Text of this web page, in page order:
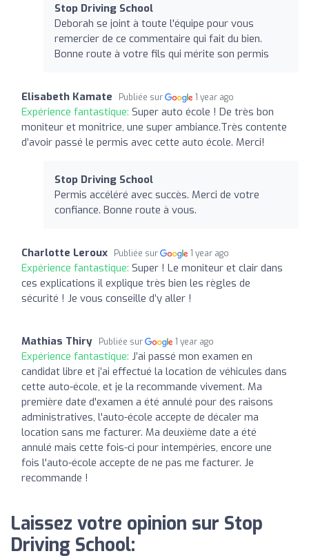
Stop Driving School
Deborah se joint à toute l'équipe pour vous
remercier de ce commentaire qui fait du bien.
Bonne route à votre fils qui mérite son permis
Elisabeth Kamate Publiée sur 1 year ago
Expérience fantastique: Super auto école ! De très bon
moniteur et monitrice, une super ambiance.Très contente
d’avoir passé le permis avec cette auto école. Merci!
Stop Driving School
Permis accéléré avec succès. Merci de votre
confiance. Bonne route à vous.
Charlotte Leroux Publiée sur 1 year ago
Expérience fantastique: Super ! Le moniteur et clair dans
ces explications il explique très bien les règles de
sécurité ! Je vous conseille d’y aller !
Mathias Thiry Publiée sur 1 year ago
Expérience fantastique: J’ai passé mon examen en
candidat libre et j’ai effectué la location de véhicules dans
cette auto-école, et je la recommande vivement. Ma
première date d'examen a été annulé pour des raisons
administratives, l'auto-école accepte de décaler ma
location sans me facturer. Ma deuxième date a été
annulé mais cette fois-ci pour intempéries, encore une
fois l'auto-école accepte de ne pas me facturer. Je
recommande !
Laissez votre opinion sur Stop
Driving School: